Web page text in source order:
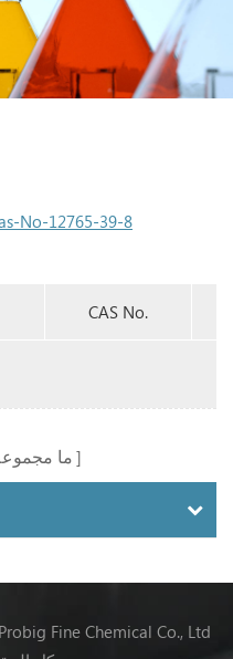
No-12765-39-8
CAS No.
ما